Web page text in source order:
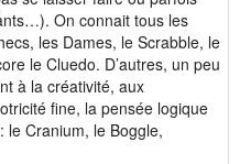
On connait tous les
les Dames, le Scrabble, le
le Cluedo. D’autres, un peu
à la créativité, aux
fine, la pensée logique
le Cranium, le Boggle,